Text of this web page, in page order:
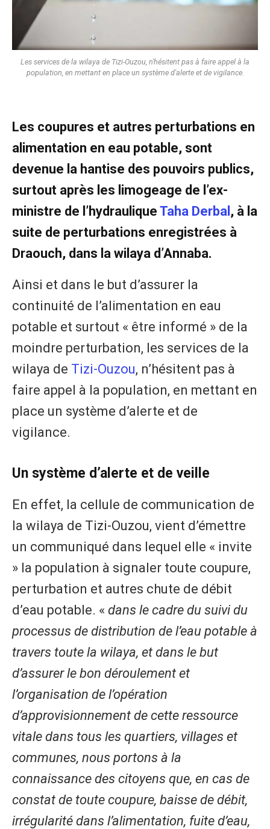
Les services de la wilaya de Tizi-Ouzou, n'hésitent pas à faire appel à la
population, en mettant en place un système d'alerte et de vigilance.
Les coupures et autres perturbations en
alimentation en eau potable, sont
devenue la hantise des pouvoirs publics,
surtout après les limogeage de l’ex-
ministre de l’hydraulique Taha Derbal , à la
suite de perturbations enregistrées à
Draouch, dans la wilaya d’Annaba.
Ainsi et dans le but d’assurer la
continuité de l’alimentation en eau
potable et surtout « être informé » de la
moindre perturbation, les services de la
wilaya de Tizi-Ouzou, n’hésitent pas à
faire appel à la population, en mettant en
place un système d’alerte et de
vigilance.
Un système d’alerte et de veille
En effet, la cellule de communication de
la wilaya de Tizi-Ouzou, vient d’émettre
un communiqué dans lequel elle « invite
» la population à signaler toute coupure,
perturbation et autres chute de débit
d’eau potable. « dans le cadre du suivi du
processus de distribution de l’eau potable à
travers toute la wilaya, et dans le but
d’assurer le bon déroulement et
l’organisation de l’opération
d’approvisionnement de cette ressource
vitale dans tous les quartiers, villages et
communes, nous portons à la
connaissance des citoyens que, en cas de
constat de toute coupure, baisse de débit,
irrégularité dans l’alimentation, fuite d’eau,